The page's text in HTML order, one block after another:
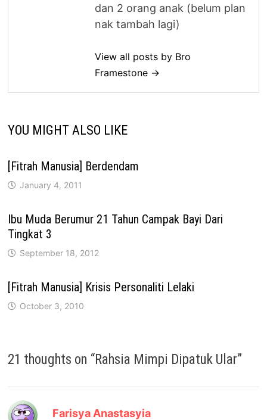
dan 2 orang anak (belum plan
nak tambah lagi)
View all posts by Bro
Framestone →
YOU MIGHT ALSO LIKE
[Fitrah Manusia] Berdendam
January 4, 2011
Ibu Muda Berumur 21 Tahun Campak Bayi Dari
Tingkat 3
September 18, 2012
[Fitrah Manusia] Krisis Personaliti Lelaki
October 3, 2010
21 thoughts on “Rahsia Mimpi Dipatuk Ular”
Farisya Anastasyia